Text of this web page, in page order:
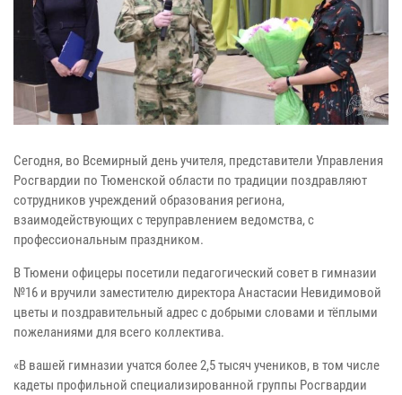
Сегодня, во Всемирный день учителя, представители Управления
Росгвардии по Тюменской области по традиции поздравляют
сотрудников учреждений образования региона,
взаимодействующих с теруправлением ведомства, с
профессиональным праздником.
В Тюмени офицеры посетили педагогический совет в гимназии
№16 и вручили заместителю директора Анастасии Невидимовой
цветы и поздравительный адрес с добрыми словами и тёплыми
пожеланиями для всего коллектива.
«В вашей гимназии учатся более 2,5 тысяч учеников, в том числе
кадеты профильной специализированной группы Росгвардии